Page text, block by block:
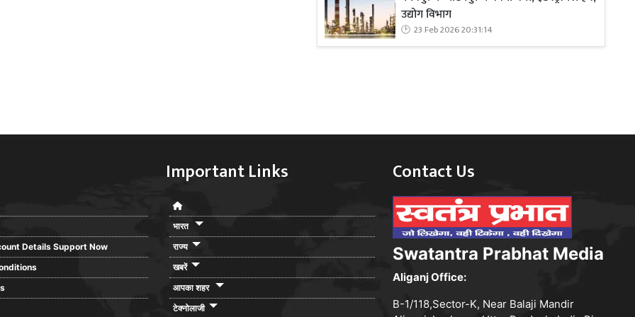
उद्योग विभाग
23 Feb 2026 20:31:14
Details Support Now
Important Links
भारत
राज्य
खबरें
आपका शहर
टेक्नोलाजी
Contact Us
Swatantra Prabhat Media
Aliganj Office:
B-1/118,Sector-K, Near Balaji Mandir